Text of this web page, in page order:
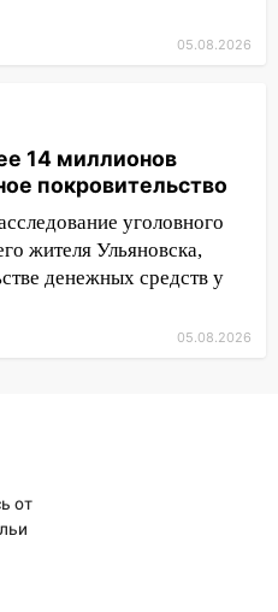
автомобиль
АЗС
области
опасность
районе утонул
коршун
на улице
украли два
какая будет
05.08.2026
14 миллионов
покровительство
уголовного
жителя Ульяновска,
денежных средств у
05.08.2026
от